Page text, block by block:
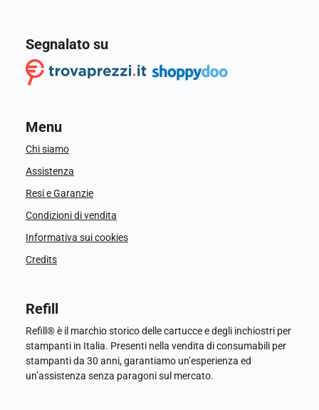
Segnalato su
Menu
Chi siamo
Assistenza
Resi e Garanzie
Condizioni di vendita
Informativa sui cookies
Credits
Refill
Refill® è il marchio storico delle cartucce e degli inchiostri per
stampanti in Italia. Presenti nella vendita di consumabili per
stampanti da 30 anni, garantiamo un’esperienza ed
un’assistenza senza paragoni sul mercato.